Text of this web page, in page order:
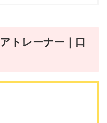
トレーナー｜口